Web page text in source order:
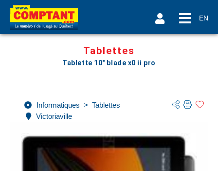
EN
Tablettes
Tablette 10" blade x0 ii pro
Informatiques > Tablettes
Victoriaville